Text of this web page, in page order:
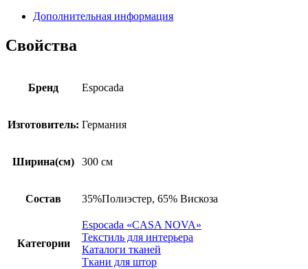
Дополнительная информация
Свойства
Бренд Espocada
Изготовитель: Германия
Ширина(см) 300 см
Состав 35%Полиэстер, 65% Вискоза
Категории
Espocada «CASA NOVA»
Текстиль для интерьера
Каталоги тканей
Ткани для штор